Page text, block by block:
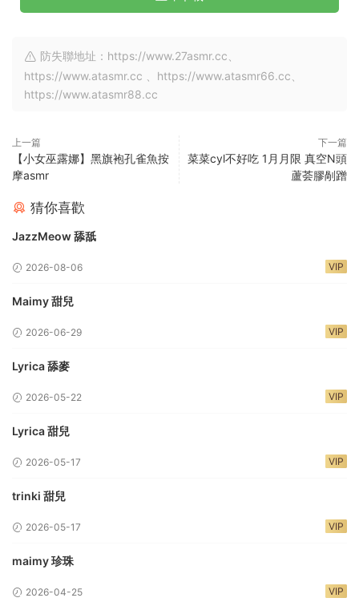
防失聯地址：https://www.27asmr.cc、
https://www.atasmr.cc 、https://www.atasmr66.cc、
https://www.atasmr88.cc
上一篇
【小女巫露娜】黑旗袍孔雀魚按
摩asmr
下一篇
菜菜cyl不好吃 1月月限 真空N頭
蘆荟膠剮蹭
猜你喜歡
JazzMeow 舔舐
2026-08-06 VIP
Maimy 甜兒
2026-06-29 VIP
Lyrica 舔麥
2026-05-22 VIP
Lyrica 甜兒
2026-05-17 VIP
trinki 甜兒
2026-05-17 VIP
maimy 珍珠
2026-04-25 VIP